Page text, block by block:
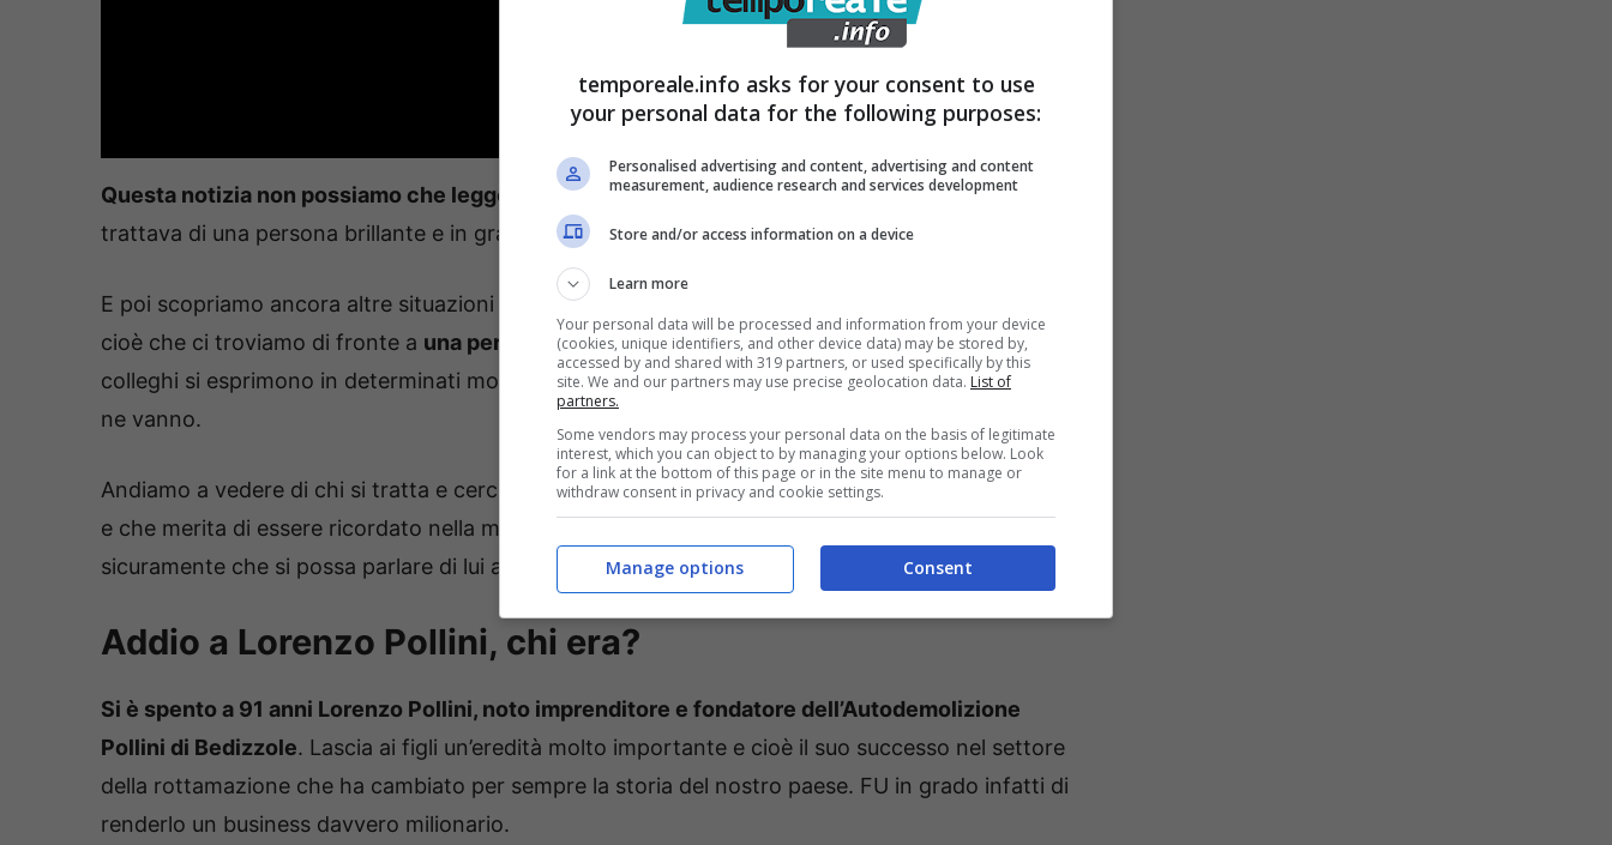
Questa notizia non possiamo che leggerla con un velo di tristezza,anche considerando che si
trattava di una persona brillante e in grado di rivoluzionare alcuni aspetti del nostro paese.
E poi scopriamo ancora altre situazioni molto interessanti se andiamo a fondo della questione e
cioè che ci troviamo di fronte a una persona straordinaria e piena di cuore. Quando infatti i
colleghi si esprimono in determinati modi fanno capire la caratura morale delle persone che se
ne vanno.
Andiamo a vedere di chi si tratta e cerchiamo di capire qualcosa in più di un uomo straordinario
e che merita di essere ricordato nella maniera migliore possibile. Questo perché merita
sicuramente che si possa parlare di lui anche dopo l’addio.
Addio a Lorenzo Pollini, chi era?
Si è spento a 91 anni Lorenzo Pollini, noto imprenditore e fondatore dell’Autodemolizione
Pollini di Bedizzole. Lascia ai figli un’eredità molto importante e cioè il suo successo nel settore
della rottamazione che ha cambiato per sempre la storia del nostro paese. FU in grado infatti di
renderlo un business davvero milionario.
temporeale.info asks for your consent to use
your personal data for the following purposes:
Personalised advertising and content, advertising and content
measurement, audience research and services development
Store and/or access information on a device
Learn more
Your personal data will be processed and information from your device
(cookies, unique identifiers, and other device data) may be stored by,
accessed by and shared with 319 partners, or used specifically by this
site. We and our partners may use precise geolocation data. List of
partners.
Some vendors may process your personal data on the basis of legitimate
interest, which you can object to by managing your options below. Look
for a link at the bottom of this page or in the site menu to manage or
withdraw consent in privacy and cookie settings.
Consent
Manage options